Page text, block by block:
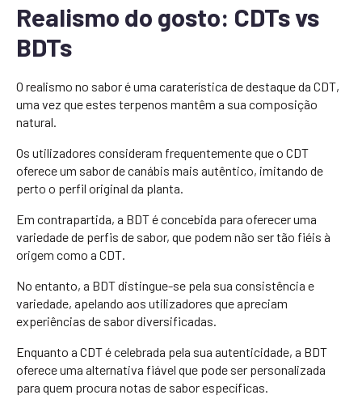
Realismo do gosto: CDTs vs
BDTs
O realismo no sabor é uma caraterística de destaque da CDT,
uma vez que estes terpenos mantêm a sua composição
natural.
Os utilizadores consideram frequentemente que o CDT
oferece um sabor de canábis mais autêntico, imitando de
perto o perfil original da planta.
Em contrapartida, a BDT é concebida para oferecer uma
variedade de perfis de sabor, que podem não ser tão fiéis à
origem como a CDT.
No entanto, a BDT distingue-se pela sua consistência e
variedade, apelando aos utilizadores que apreciam
experiências de sabor diversificadas.
Enquanto a CDT é celebrada pela sua autenticidade, a BDT
oferece uma alternativa fiável que pode ser personalizada
para quem procura notas de sabor específicas.